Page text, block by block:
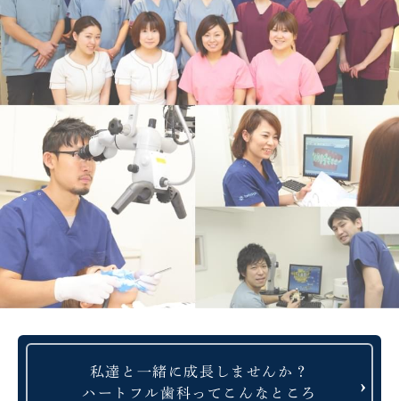
私達と一緒に成長しませんか？
ハートフル歯科ってこんなところ